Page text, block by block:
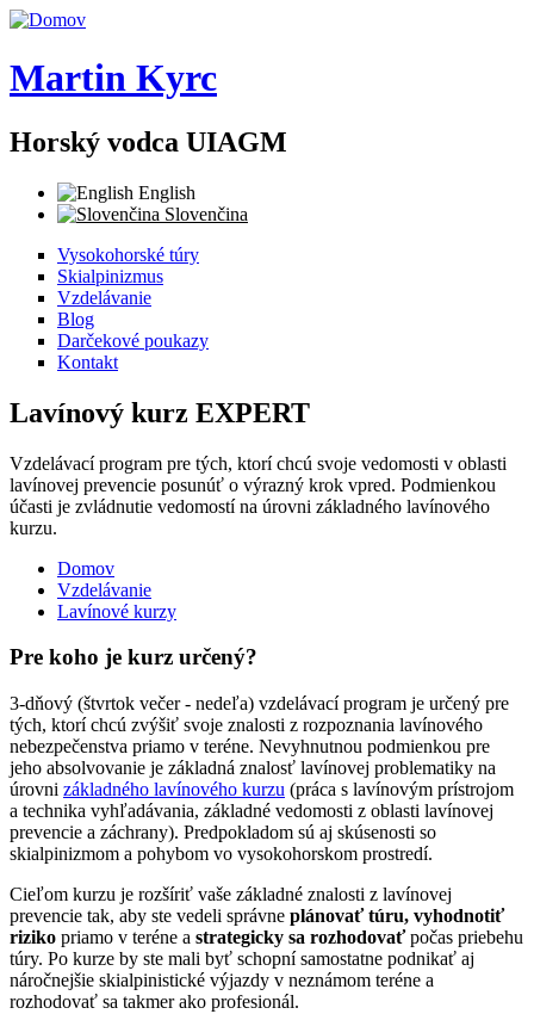
Skočiť na hlavný obsah
Martin Kyrc
Horský vodca UIAGM
English
Slovenčina
Vysokohorské túry
Skialpinizmus
Vzdelávanie
Blog
Darčekové poukazy
Kontakt
Lavínový kurz EXPERT
Vzdelávací program pre tých, ktorí chcú svoje vedomosti v oblasti
lavínovej prevencie posunúť o výrazný krok vpred. Podmienkou
účasti je zvládnutie vedomostí na úrovni základného lavínového
kurzu.
Nachádzate sa tu
Domov
Vzdelávanie
Lavínové kurzy
Pre koho je kurz určený?
3-dňový (štvrtok večer - nedeľa) vzdelávací program je určený pre
tých, ktorí chcú zvýšiť svoje znalosti z rozpoznania lavínového
nebezpečenstva priamo v teréne. Nevyhnutnou podmienkou pre
jeho absolvovanie je základná znalosť lavínovej problematiky na
úrovni základného lavínového kurzu (práca s lavínovým prístrojom
a technika vyhľadávania, základné vedomosti z oblasti lavínovej
prevencie a záchrany). Predpokladom sú aj skúsenosti so
skialpinizmom a pohybom vo vysokohorskom prostredí.
Cieľom kurzu je rozšíriť vaše základné znalosti z lavínovej
prevencie tak, aby ste vedeli správne plánovať túru, vyhodnotiť
riziko priamo v teréne a strategicky sa rozhodovaťpočas priebehu
túry. Po kurze by ste mali byť schopní samostatne podnikať aj
náročnejšie skialpinistické výjazdy v neznámom teréne a
rozhodovať sa takmer ako profesionál.